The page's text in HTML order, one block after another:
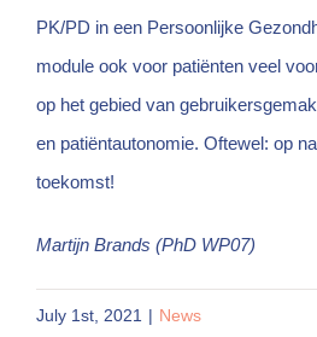
PK/PD in een Persoonlijke
module ook voor patiënten veel
op het gebied van
en patiëntautonomie. Oftewel: op
toekomst!
Martijn Brands (PhD WP07)
July 1st, 2021 | News